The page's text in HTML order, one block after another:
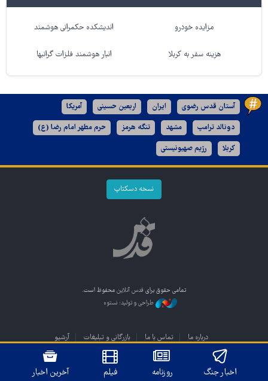
مزایده خودرو اندیشکده حکمرانی هوشمند
هزینه سفر به کربلا انبار هوشمند فلزات گرانبها
آستان قدس رضوی ایران اربعین حسینی آمریکا
دونالد ترامپ مشهد تنگه هرمز حرم مطهر امام رضا (ع)
کربلا رژیم صهیونیستی
نسخه دسکتاپ
تمامی حقوق برای قدس آنلاین محفوظ است.
طراحی و تولید: نستوه
درباره ما تماس با ما بازرگانی و تبلیغات آرشیو
اخبار جنگ روزنامه فیلم آخرین اخبار